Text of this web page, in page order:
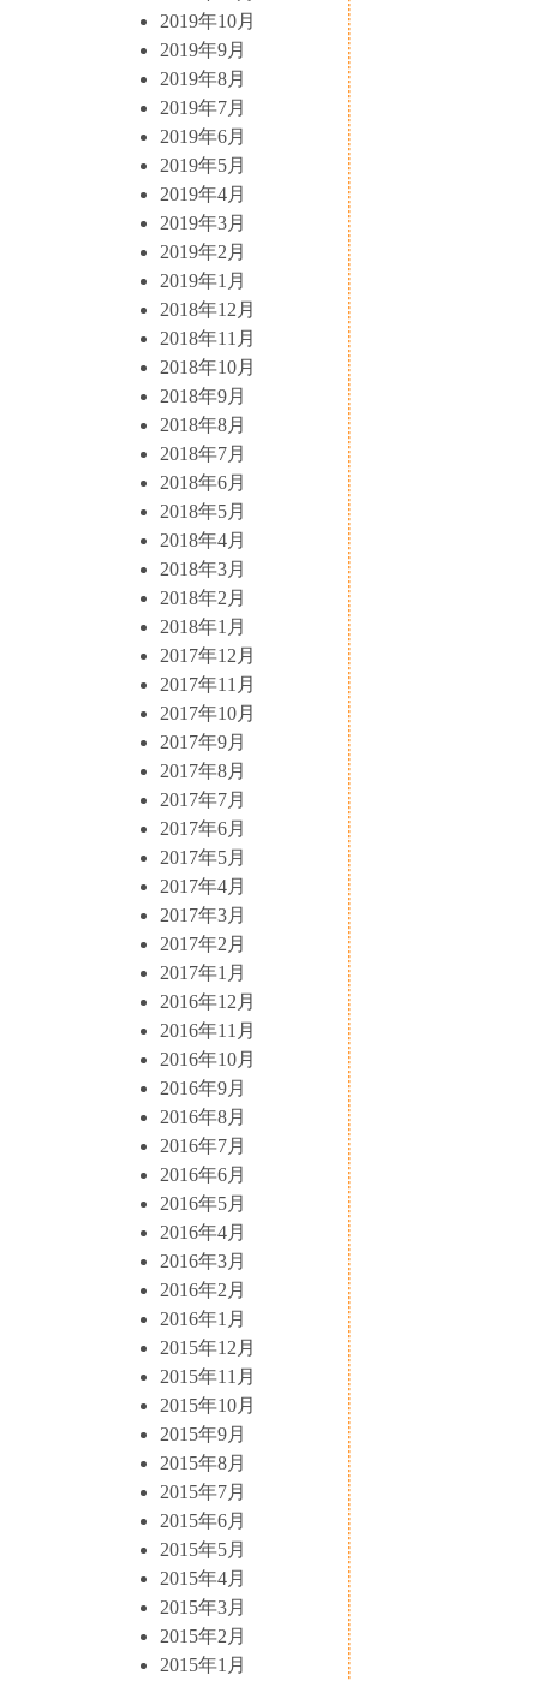
2019年10月
2019年9月
2019年8月
2019年7月
2019年6月
2019年5月
2019年4月
2019年3月
2019年2月
2019年1月
2018年12月
2018年11月
2018年10月
2018年9月
2018年8月
2018年7月
2018年6月
2018年5月
2018年4月
2018年3月
2018年2月
2018年1月
2017年12月
2017年11月
2017年10月
2017年9月
2017年8月
2017年7月
2017年6月
2017年5月
2017年4月
2017年3月
2017年2月
2017年1月
2016年12月
2016年11月
2016年10月
2016年9月
2016年8月
2016年7月
2016年6月
2016年5月
2016年4月
2016年3月
2016年2月
2016年1月
2015年12月
2015年11月
2015年10月
2015年9月
2015年8月
2015年7月
2015年6月
2015年5月
2015年4月
2015年3月
2015年2月
2015年1月